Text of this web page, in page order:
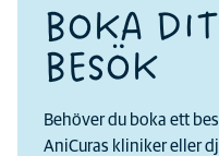
BOKA
BESÖK
Behöver du boka ett
AniCuras kliniker eller